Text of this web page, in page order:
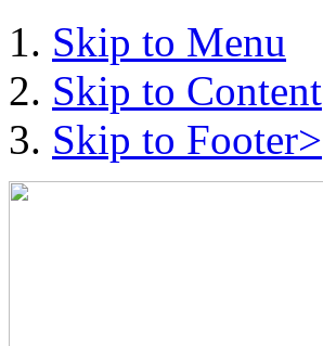
Skip to Menu
Skip to Content
Skip to Footer>